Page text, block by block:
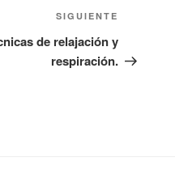
entrada
SIGUIENTE
de relajación y
respiración.